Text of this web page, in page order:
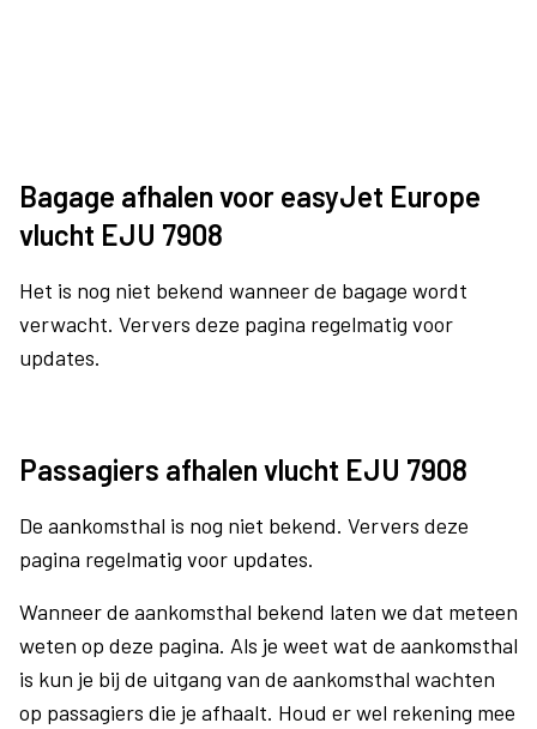
Bagage afhalen voor easyJet Europe
vlucht EJU 7908
Het is nog niet bekend wanneer de bagage wordt
verwacht. Ververs deze pagina regelmatig voor
updates.
Passagiers afhalen vlucht EJU 7908
De aankomsthal is nog niet bekend. Ververs deze
pagina regelmatig voor updates.
Wanneer de aankomsthal bekend laten we dat meteen
weten op deze pagina. Als je weet wat de aankomsthal
is kun je bij de uitgang van de aankomsthal wachten
op passagiers die je afhaalt. Houd er wel rekening mee